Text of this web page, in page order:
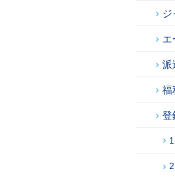
ジ
エ
派
福
登